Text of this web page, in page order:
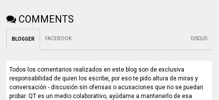
COMMENTS
BLOGGER FACEBOOK: DISQUS
Todos los comentarios realizados en este blog son de exclusiva
responsabilidad de quien los escribe, por eso te pido altura de miras y
conversación - discusión sin ofensas o acusaciones que no se puedan
probar. QT es un medio colaborativo, ayúdame a mantenerlo de esa